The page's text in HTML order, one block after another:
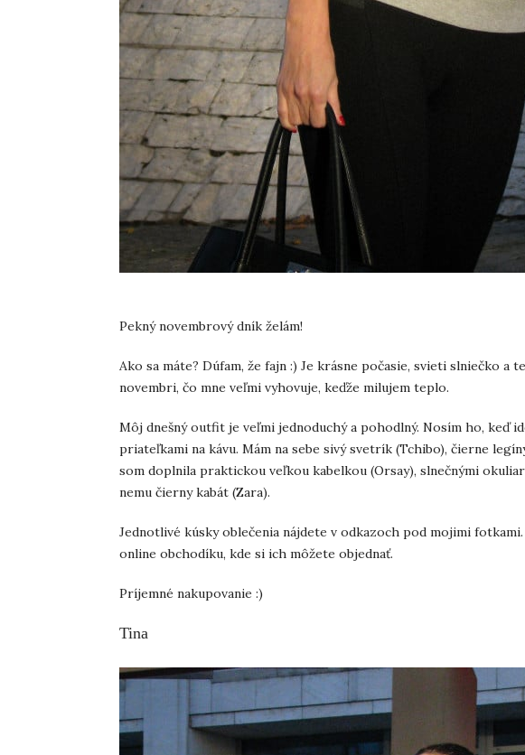
Pekný novembrový dník želám!
Ako sa máte? Dúfam, že fajn :) Je krásne počasie, svieti slniečko a
novembri, čo mne veľmi vyhovuje, keďže milujem teplo.
Môj dnešný outfit je veľmi jednoduchý a pohodlný. Nosím ho, keď
priateľkami na kávu. Mám na sebe sivý svetrík (Tchibo), čierne
som doplnila praktickou veľkou kabelkou (Orsay), slnečnými
nemu čierny kabát (Zara).
Jednotlivé kúsky oblečenia nájdete v odkazoch pod mojimi
online obchodíku, kde si ich môžete objednať.
Príjemné nakupovanie :)
Tina